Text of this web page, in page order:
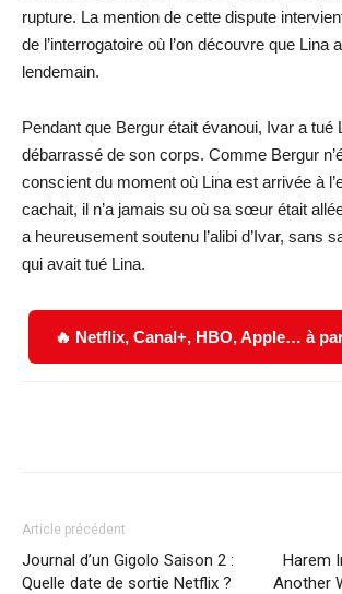
rupture. La mention de cette dispute
de l’interrogatoire où l’on découvre que Lina
lendemain.
Pendant que Bergur était évanoui, Ivar a tué
débarrassé de son corps. Comme Bergur
conscient du moment où Lina est arrivée à
cachait, il n’a jamais su où sa sœur était
a heureusement soutenu l’alibi d’Ivar, sans
qui avait tué Lina.
🔥 Netflix, Canal+, HBO, Apple… à
Article précédent
Journal d’un Gigolo Saison 2 :
Quelle date de sortie Netflix ?
Harem
Another